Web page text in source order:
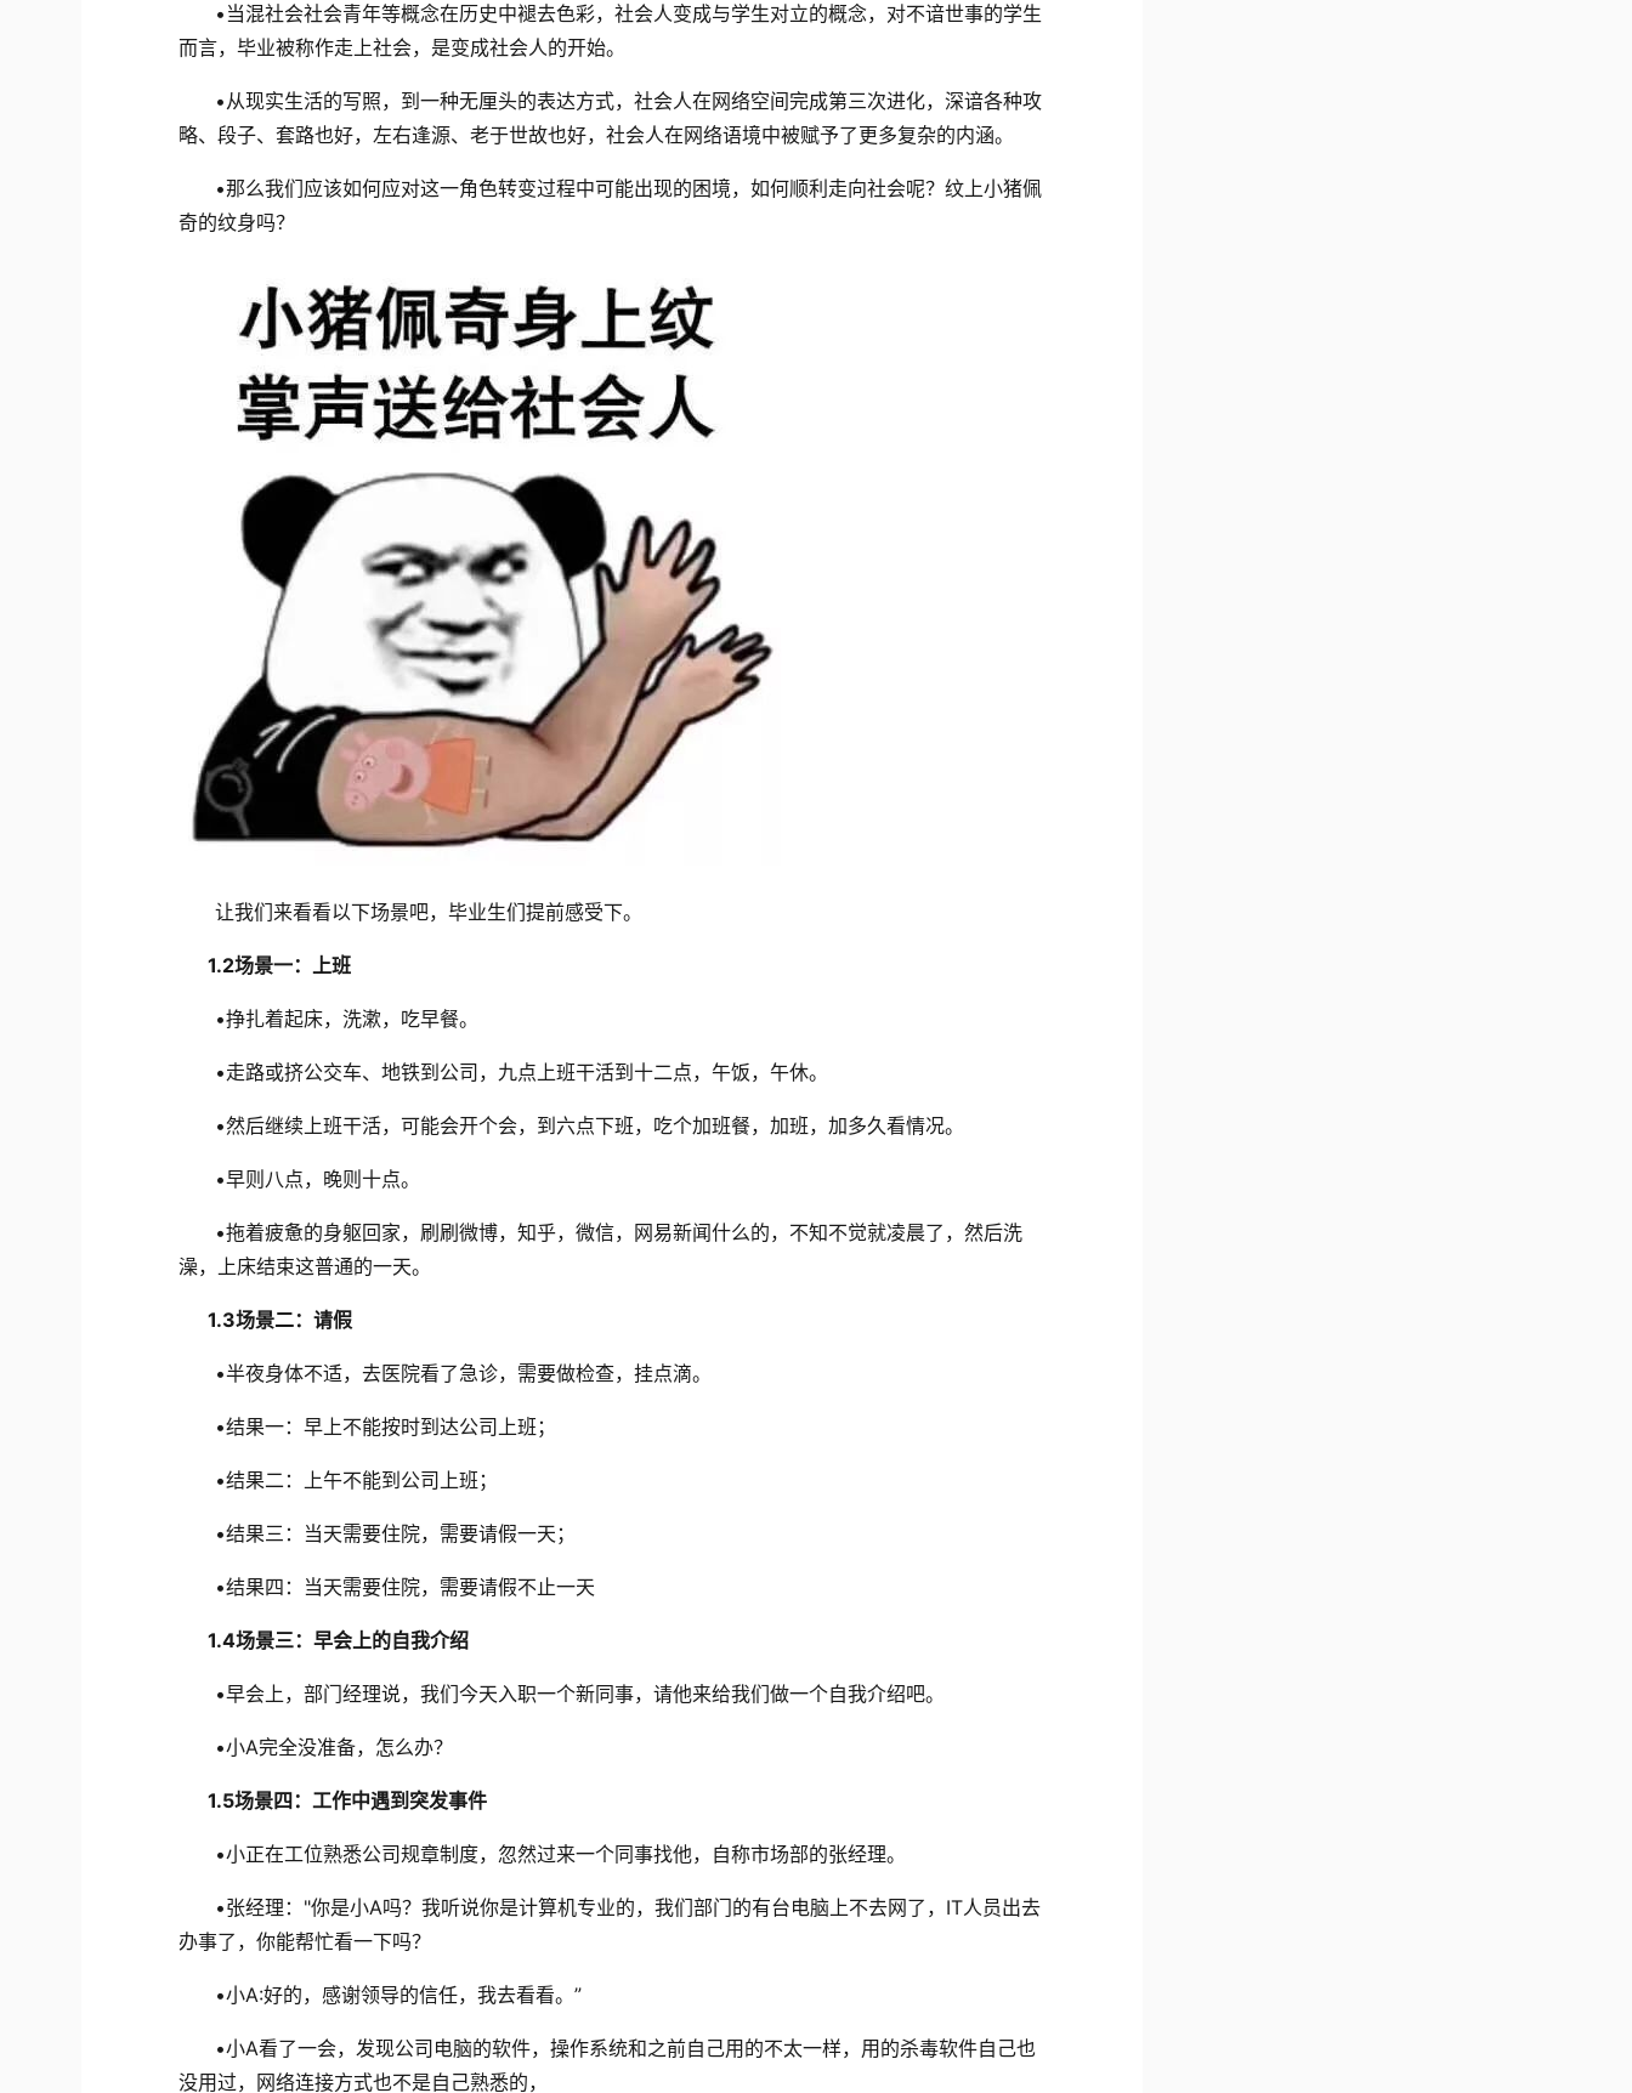
• 当混社会社会青年等概念在历史中褪去色彩，社会人变成与学生对立的概念，对不谙世事的学生
而言，毕业被称作走上社会，是变成社会人的开始。
•从现实生活的写照，到一种无厘头的表达方式，社会人在网络空间完成第三次进化，深谙各种攻
略、段子、套路也好，左右逢源、老于世故也好，社会人在网络语境中被赋予了更多复杂的内涵。
•那么我们应该如何应对这一角色转变过程中可能出现的困境，如何顺利走向社会呢？纹上小猪佩
奇的纹身吗？
让我们来看看以下场景吧，毕业生们提前感受下。
1.2场景一：上班
•挣扎着起床，洗漱，吃早餐。
•走路或挤公交车、地铁到公司，九点上班干活到十二点，午饭，午休。
•然后继续上班干活，可能会开个会，到六点下班，吃个加班餐，加班，加多久看情况。
•早则八点，晚则十点。
•拖着疲惫的身躯回家，刷刷微博，知乎，微信，网易新闻什么的，不知不觉就凌晨了，然后洗
澡，上床结束这普通的一天。
1.3场景二：请假
•半夜身体不适，去医院看了急诊，需要做检查，挂点滴。
•结果一：早上不能按时到达公司上班；
•结果二：上午不能到公司上班；
•结果三：当天需要住院，需要请假一天 ；
•结果四：当天需要住院，需要请假不止一天
1.4场景三：早会上的自我介绍
•早会上，部门经理说，我们今天入职一个新同事，请他来给我们做一个自我介绍吧。
•小A完全没准备，怎么办？
1.5场景四：工作中遇到突发事件
•小正在工位熟悉公司规章制度，忽然过来一个同事找他，自称市场部的张经理。
•张经理："你是小A吗？我听说你是计算机专业的，我们部门的有台电脑上不去网了，IT人员出去
办事了，你能帮忙看一下吗？
•小A:好的，感谢领导的信任，我去看看。”
•小A看了一会，发现公司电脑的软件，操作系统和之前自己用的不太一样，用的杀毒软件自己也
没用过，网络连接方式也不是自己熟悉的，